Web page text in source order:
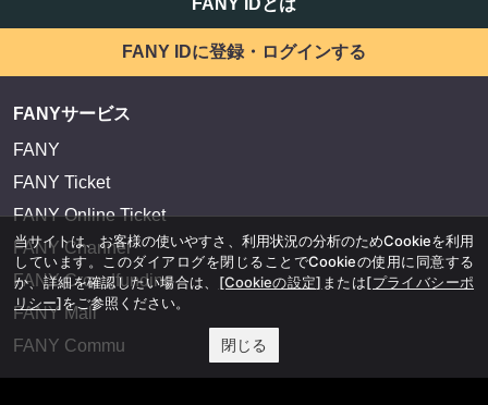
FANY IDに登録・ログインする
FANYサービス
FANY
FANY Ticket
FANY Online Ticket
FANY Channel
FANY Crowdfunding
FANY Mall
FANY Commu
当サイトは、お客様の使いやすさ、利用状況の分析のためCookieを利用
しています。このダイアログを閉じることでCookieの使用に同意する
か、詳細を確認したい場合は、 [Cookieの設定] または[プライバシーポ
リシー]をご参照ください。
閉じる